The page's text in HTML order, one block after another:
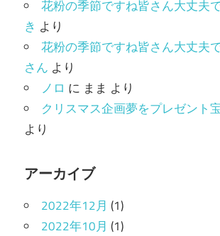
花粉の季節ですね皆さん大丈夫
き より
花粉の季節ですね皆さん大丈夫
さん より
ノロ に まま より
クリスマス企画夢をプレゼント
より
アーカイブ
2022年12月 (1)
2022年10月 (1)